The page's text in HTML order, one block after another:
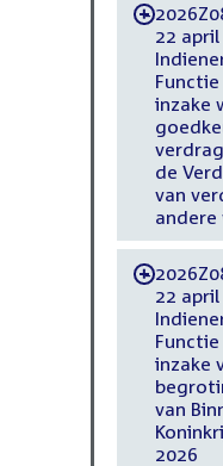
-
22
Functie
inzake
de
van
andere
-
22
Functie
inzake
van
2026